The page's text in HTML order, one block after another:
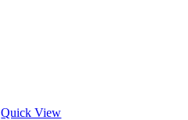
Quick View